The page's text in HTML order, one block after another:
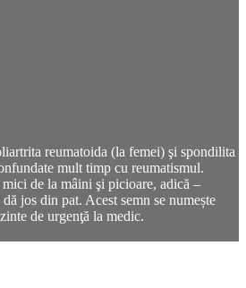
reumatoida (la femei) şi spondilita
mult timp cu reumatismul.
de la mâini şi picioare, adică –
jos din pat. Acest semn se numește
de urgenţă la medic.